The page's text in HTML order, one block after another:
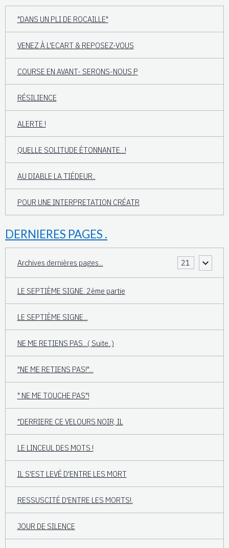
"DANS UN PLI DE ROCAILLE"
VENEZ À L'ECART & REPOSEZ-VOUS
COURSE EN AVANT- SERONS-NOUS P
RÉSILIENCE
ALERTE !
QUELLE SOLITUDE ÉTONNANTE...!
AU DIABLE LA TIÉDEUR..
POUR UNE INTERPRETATION CRÉATR
DERNIERES PAGES .
Archives dernières pages... 21
LE SEPTIÈME SIGNE. 2ème partie
LE SEPTIÈME SIGNE...
NE ME RETIENS PAS...( Suite..)
"NE ME RETIENS PAS!"...
" NE ME TOUCHE PAS"!
"DERRIERE CE VELOURS NOIR, IL
LE LINCEUL DES MOTS !
IL S'EST LEVÉ D'ENTRE LES MORT
RESSUSCITÉ D'ENTRE LES MORTS!.
JOUR DE SILENCE